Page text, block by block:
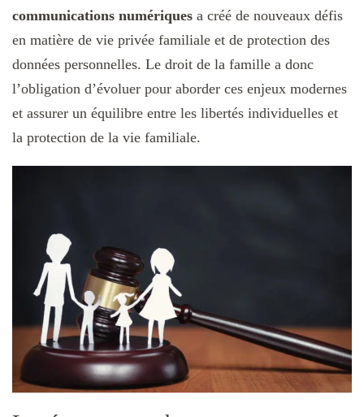
communications numériques a créé de nouveaux défis
en matière de vie privée familiale et de protection des
données personnelles. Le droit de la famille a donc
l’obligation d’évoluer pour aborder ces enjeux modernes
et assurer un équilibre entre les libertés individuelles et
la protection de la vie familiale.